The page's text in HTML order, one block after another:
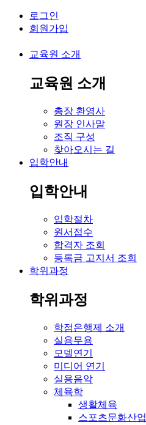
로그인
회원가입
교육원 소개
교육원 소개
총장 환영사
원장 인사말
조직 구성
찾아오시는 길
입학안내
입학안내
입학절차
원서접수
합격자 조회
등록금 고지서 조회
학위과정
학위과정
학점은행제 소개
실용무용
모델연기
미디어 연기
실용음악
체육학
생활체육
스포츠문화산업